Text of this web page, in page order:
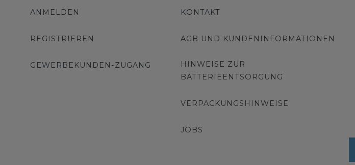
ANMELDEN
REGISTRIEREN
GEWERBEKUNDEN-ZUGANG
KONTAKT
AGB UND KUNDENINFORMATIONEN
HINWEISE ZUR
BATTERIEENTSORGUNG
VERPACKUNGSHINWEISE
JOBS